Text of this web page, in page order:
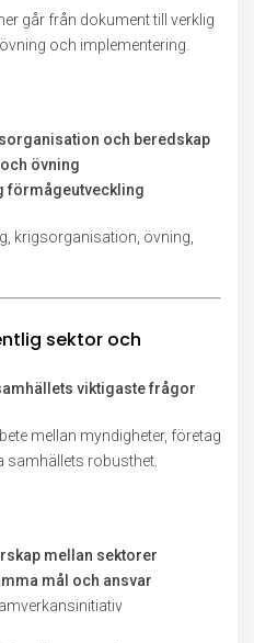
går från dokument till verklig
och implementering.
och beredskap
övning
förmågeutveckling
krigsorganisation, övning,
sektor och
viktigaste frågor
mellan myndigheter, företag
samhällets robusthet.
mellan sektorer
mål och ansvar